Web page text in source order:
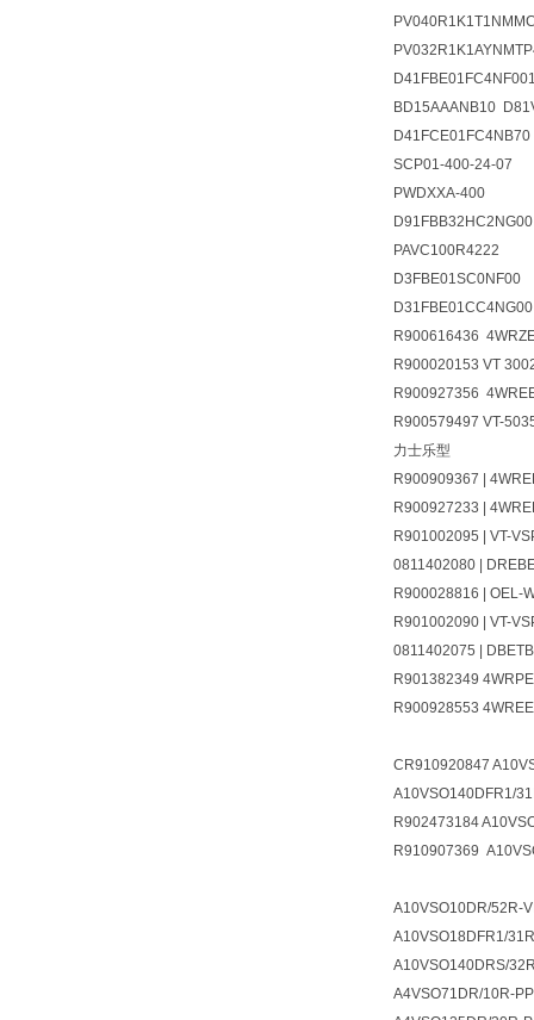
BD15AAANB10
D41FCE01FC4NB70
SCP01-400-24-07
PWDXXA-400
D91FBB32HC2NG00
PAVC100R4222
D3FBE01SC0NF00
D31FBE01CC4NG00
R900616436
R900020153 VT
R900927356
R900579497 VT-
力士乐型
R900909367 |
R900927233 |
R901002095 | VT-
0811402080 |
R900028816 | OEL-
R901002090 | VT-
0811402075 |
R901382349
R900928553
CR910920847
A10VSO140DFR1/
R902473184
R910907369
A10VSO10DR/52R-
A10VSO18DFR1/
A10VSO140DRS/
A4VSO71DR/10R-